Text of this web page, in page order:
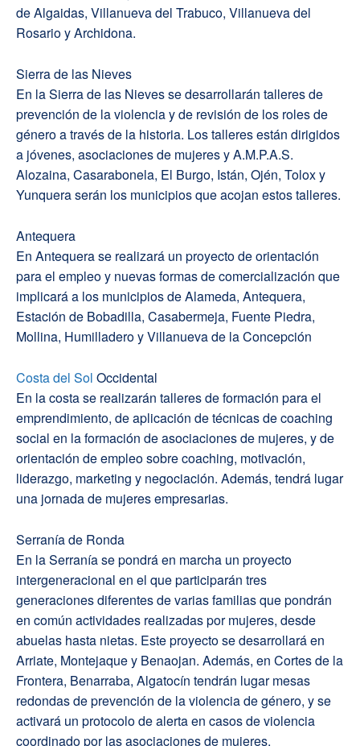
de Algaidas, Villanueva del Trabuco, Villanueva del
Rosario y Archidona.
Sierra de las Nieves
En la Sierra de las Nieves se desarrollarán talleres de
prevención de la violencia y de revisión de los roles de
género a través de la historia. Los talleres están dirigidos
a jóvenes, asociaciones de mujeres y A.M.P.A.S.
Alozaina, Casarabonela, El Burgo, Istán, Ojén, Tolox y
Yunquera serán los municipios que acojan estos talleres.
Antequera
En Antequera se realizará un proyecto de orientación
para el empleo y nuevas formas de comercialización que
implicará a los municipios de Alameda, Antequera,
Estación de Bobadilla, Casabermeja, Fuente Piedra,
Mollina, Humilladero y Villanueva de la Concepción
Costa del Sol Occidental
En la costa se realizarán talleres de formación para el
emprendimiento, de aplicación de técnicas de coaching
social en la formación de asociaciones de mujeres, y de
orientación de empleo sobre coaching, motivación,
liderazgo, marketing y negociación. Además, tendrá lugar
una jornada de mujeres empresarias.
Serranía de Ronda
En la Serranía se pondrá en marcha un proyecto
intergeneracional en el que participarán tres
generaciones diferentes de varias familias que pondrán
en común actividades realizadas por mujeres, desde
abuelas hasta nietas. Este proyecto se desarrollará en
Arriate, Montejaque y Benaojan. Además, en Cortes de la
Frontera, Benarraba, Algatocín tendrán lugar mesas
redondas de prevención de la violencia de género, y se
activará un protocolo de alerta en casos de violencia
coordinado por las asociaciones de mujeres.